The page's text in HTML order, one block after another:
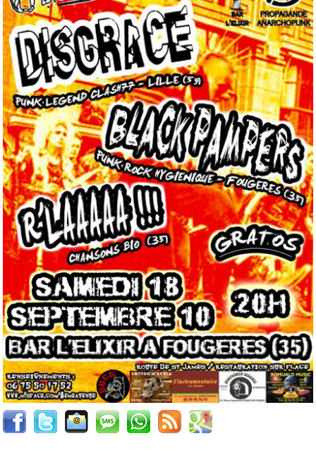
À
propos